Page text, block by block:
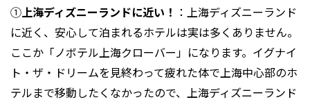
①上海ディズニーランドに近い！ ：上海ディズニーランド
に近く、安心して泊まれるホテルは実は多くありません。
ここか「ノボテル上海クローバー」になります。イグナイ
ト・ザ・ドリームを見終わって疲れた体で上海中心部のホ
テルまで移動したくなかったので、上海ディズニーランド